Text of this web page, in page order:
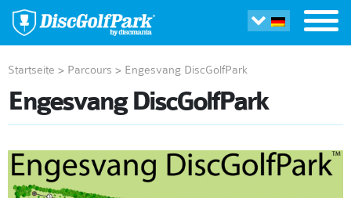
Startseite > Parcours > Engesvang DiscGolfPark
Engesvang DiscGolfPark